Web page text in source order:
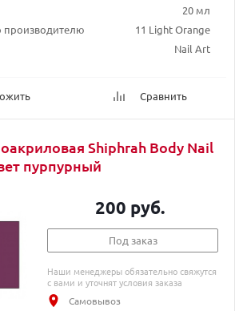
20 мл
производителю
11 Light Orange
Nail Art
Сравнить
Shiphrah Body Nail
пурпурный
200 руб.
Под заказ
Наши менеджеры обязательно свяжутся
с вами и уточнят условия заказа
Самовывоз